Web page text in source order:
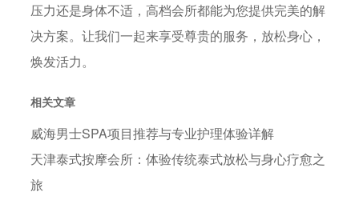
压力还是身体不适，高档会所都能为您提供完美的解
决方案。让我们一起来享受尊贵的服务，放松身心，
焕发活力。
相关文章
威海男士SPA项目推荐与专业护理体验详解
天津泰式按摩会所：体验传统泰式放松与身心疗愈之
旅